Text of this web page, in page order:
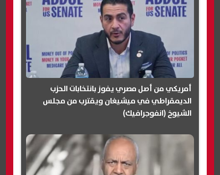
أمريكي من أصل مصري يفوز بانتخابات الحزب
الديمقراطي في ميشيغان ويقترب من مجلس
الشيوخ (انفوجرافيك)